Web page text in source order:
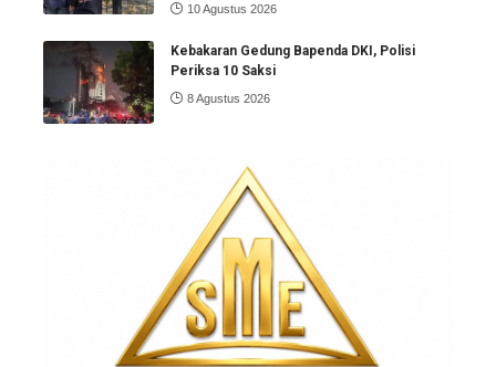
10 Agustus 2026
Kebakaran Gedung Bapenda DKI, Polisi
Periksa 10 Saksi
8 Agustus 2026